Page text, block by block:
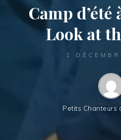
Camp d’été
Look at
1
Petits Chanteurs